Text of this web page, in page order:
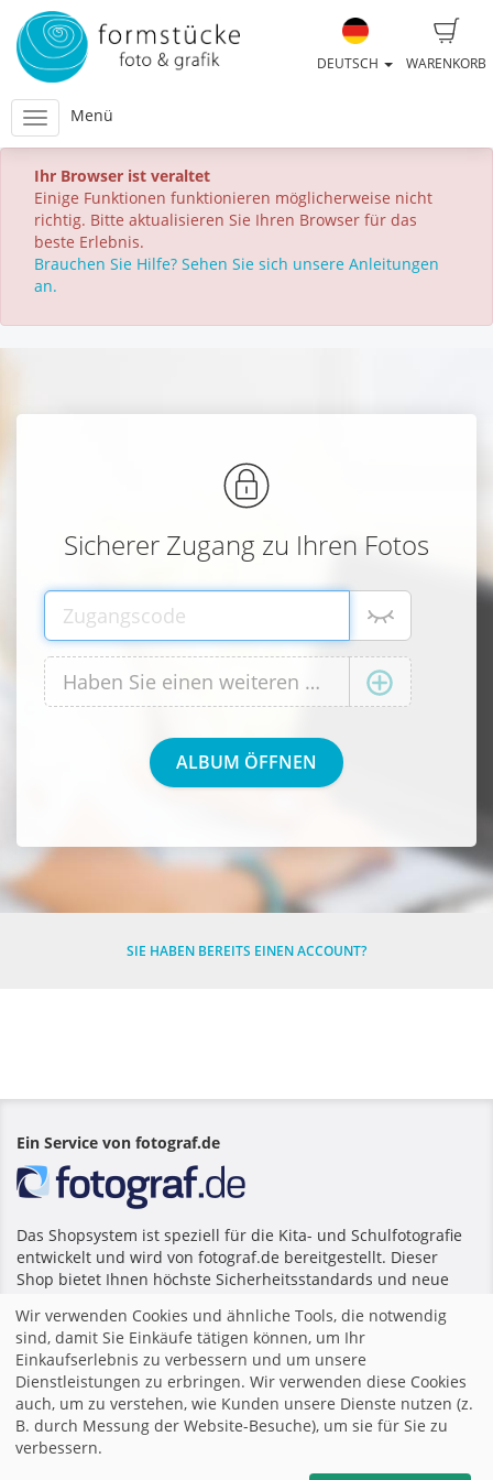
WARENKORB
DEUTSCH
Menü
Ihr Browser ist veraltet
Einige Funktionen funktionieren möglicherweise nicht
richtig. Bitte aktualisieren Sie Ihren Browser für das
beste Erlebnis.
Brauchen Sie Hilfe? Sehen Sie sich unsere Anleitungen
an.
Sicherer Zugang zu Ihren Fotos
SIE HABEN BEREITS EINEN ACCOUNT?
Ein Service von fotograf.de
Das Shopsystem ist speziell für die Kita- und Schulfotografie
entwickelt und wird von fotograf.de bereitgestellt. Dieser
Shop bietet Ihnen höchste Sicherheitsstandards und neue
Lieblingsfotos und Fotoprodukte.
Startseite|Impressum|Allgemeine Geschäftsbedingungen
|Datenschutzerklärung |
Wir verwenden Cookies und ähnliche Tools, die notwendig
sind, damit Sie Einkäufe tätigen können, um Ihr
Einkaufserlebnis zu verbessern und um unsere
Dienstleistungen zu erbringen. Wir verwenden diese Cookies
auch, um zu verstehen, wie Kunden unsere Dienste nutzen (z.
B. durch Messung der Website-Besuche), um sie für Sie zu
verbessern.